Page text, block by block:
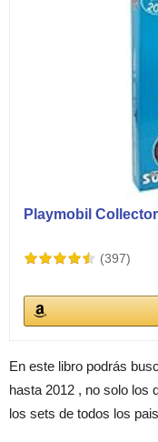
Playmobil
(397)
En este libro podrás
hasta 2012 , no solo los
los sets de todos los